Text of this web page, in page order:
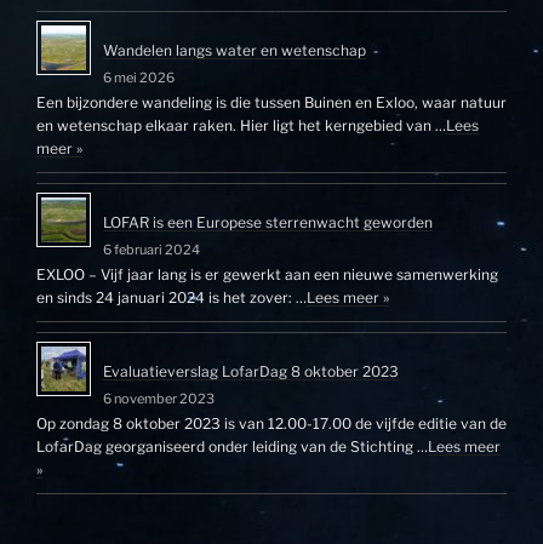
Wandelen langs water en wetenschap
6 mei 2026
Een bijzondere wandeling is die tussen Buinen en Exloo, waar natuur
en wetenschap elkaar raken. Hier ligt het kerngebied van …Lees
meer »
LOFAR is een Europese sterrenwacht geworden
6 februari 2024
EXLOO – Vijf jaar lang is er gewerkt aan een nieuwe samenwerking
en sinds 24 januari 2024 is het zover: …Lees meer »
Evaluatieverslag LofarDag 8 oktober 2023
6 november 2023
Op zondag 8 oktober 2023 is van 12.00-17.00 de vijfde editie van de
LofarDag georganiseerd onder leiding van de Stichting …Lees meer
»